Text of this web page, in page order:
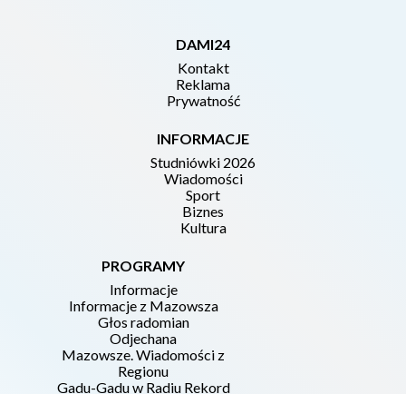
DAMI24
Kontakt
Reklama
Prywatność
INFORMACJE
Studniówki 2026
Wiadomości
Sport
Biznes
Kultura
PROGRAMY
Informacje
Informacje z Mazowsza
Głos radomian
Odjechana
Mazowsze. Wiadomości z
Regionu
Gadu-Gadu w Radiu Rekord